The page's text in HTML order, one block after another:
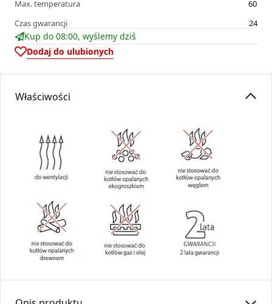
Max. temperatura
60
Czas gwarancji
24
Kup do 08:00, wyślemy dziś
Dodaj do ulubionych
Właściwości